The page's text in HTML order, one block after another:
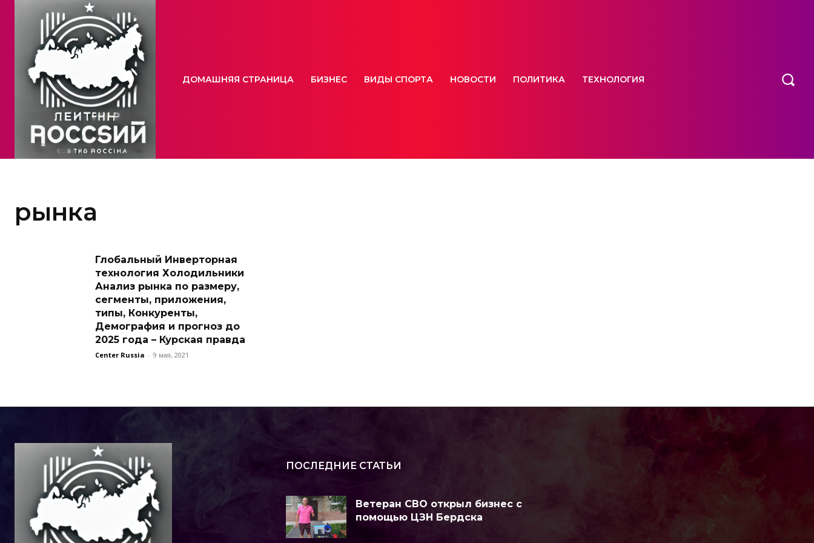
ДОМАШНЯЯ СТРАНИЦА БИЗНЕС ВИДЫ СПОРТА НОВОСТИ ПОЛИТИКА ТЕХНОЛОГИЯ
рынка
Глобальный Инверторная
технология Холодильники
Анализ рынка по размеру,
сегменты, приложения,
типы, Конкуренты,
Демография и прогноз до
2025 года – Курская правда
Center Russia - 9 мая, 2021
ПОСЛЕДНИЕ СТАТЬИ
Ветеран СВО открыл бизнес с
помощью ЦЗН Бердска